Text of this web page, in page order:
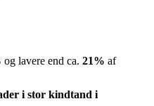
og lavere end ca. 21% af
i stor kindtand i